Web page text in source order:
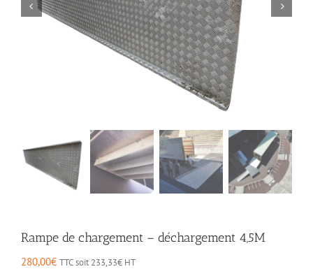
Rampe de chargement – déchargement 4,5M
280,00€ TTC soit 233,33€ HT